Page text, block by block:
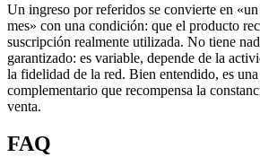
Un ingreso por referidos se convierte en
mes» con una condición: que el producto
suscripción realmente utilizada. No tiene
garantizado: es variable, depende de la
la fidelidad de la red. Bien entendido, es
complementario que recompensa la
venta.
FAQ